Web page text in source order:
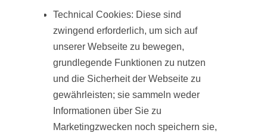
Technical Cookies: Diese sind
zwingend erforderlich, um sich auf
unserer Webseite zu bewegen,
grundlegende Funktionen zu nutzen
und die Sicherheit der Webseite zu
gewährleisten; sie sammeln weder
Informationen über Sie zu
Marketingzwecken noch speichern sie,